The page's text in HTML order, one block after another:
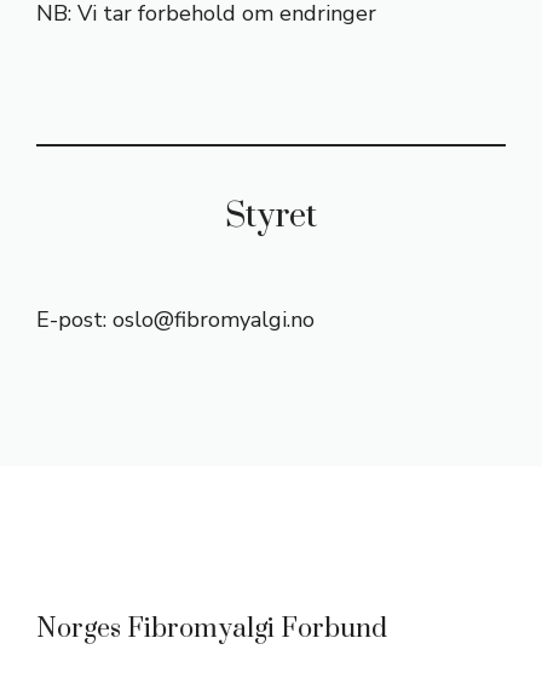
NB: Vi tar forbehold om endringer
Styret
E-post: oslo@fibromyalgi.no
Norges Fibromyalgi Forbund